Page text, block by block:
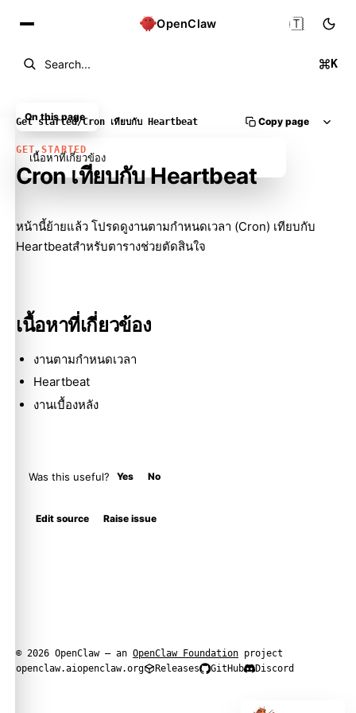
OpenClaw
Search... K
🇹🇭
Get started/Cron เทียบกับ Heartbeat Copy page
GET STARTED
Cron เทียบกับ Heartbeat
หน้านี้ย้ายแล้ว โปรดดูงานตามกำหนดเวลา (Cron) เทียบกับ
Heartbeatสำหรับตารางช่วยตัดสินใจ
เนื้อหาที่เกี่ยวข้อง
งานตามกำหนดเวลา
Heartbeat
งานเบื้องหลัง
Was this useful? Yes No
Edit source Raise issue
On this page
เนื้อหาที่เกี่ยวข้อง
© 2026 OpenClaw — an OpenClaw Foundation project
openclaw.aiopenclaw.org Releases GitHub Discord
Molty